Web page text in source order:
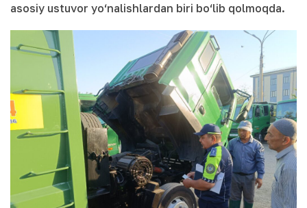
asosiy ustuvor yo‘nalishlardan biri bo‘lib qolmoqda.